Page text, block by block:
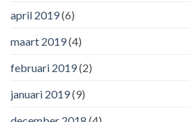
april 2019(6)
maart 2019(4)
februari 2019(2)
januari 2019(9)